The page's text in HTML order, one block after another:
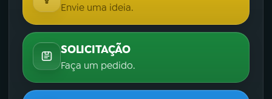
Envie uma ideia.
SOLICITAÇÃO
Faça um pedido.